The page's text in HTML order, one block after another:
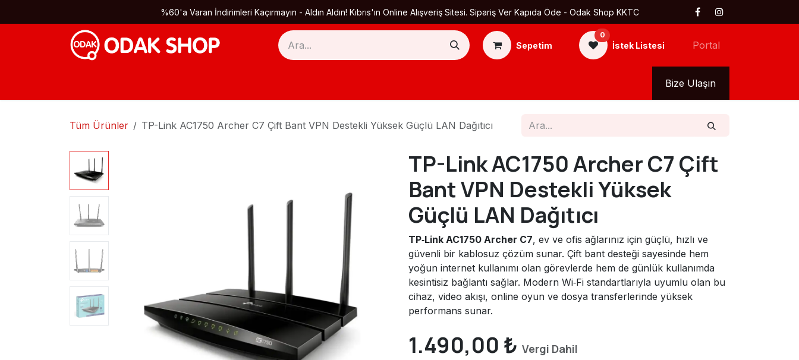
%60'a Varan İndirimleri Kaçırmayın - Aldın Aldın! Kıbrıs'ın Online Alışveriş Sitesi. Sipariş Ver Kapıda Öde - Odak Shop KKTC
Sepetim
0
İstek Listesi Portal
Bize Ulaşın
Tüm Ürünler TP-Link AC1750 Archer C7 Çift Bant VPN Destekli Yüksek Güçlü LAN Dağıtıcı
TP-Link AC1750 Archer C7 Çift
Bant VPN Destekli Yüksek
Güçlü LAN Dağıtıcı
TP‑Link AC1750 Archer C7, ev ve ofis ağlarınız için güçlü, hızlı ve
güvenli bir kablosuz çözüm sunar. Çift bant desteği sayesinde hem
yoğun internet kullanımı olan görevlerde hem de günlük kullanımda
kesintisiz bağlantı sağlar. Modern Wi‑Fi standartlarıyla uyumlu olan bu
cihaz, video akışı, online oyun ve dosya transferlerinde yüksek
performans sunar.
1.490,00 ₺ Vergi Dahil